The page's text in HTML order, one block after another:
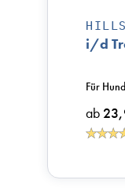
HILLS
i/d
ab
Für